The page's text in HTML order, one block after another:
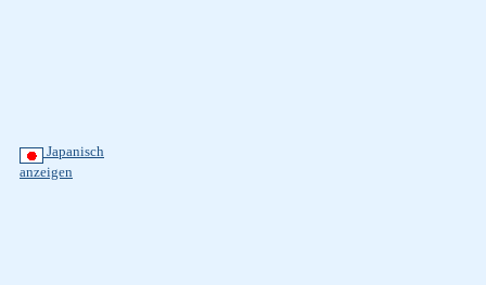
Japanisch
anzeigen